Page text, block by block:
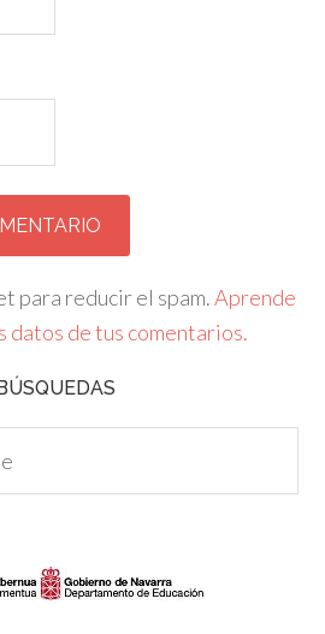
para reducir el spam.Aprende
datos de tus comentarios.